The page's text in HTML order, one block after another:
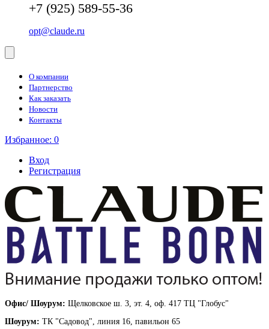
+7 (925) 589-55-36
opt@claude.ru
О компании
Партнерство
Как заказать
Новости
Контакты
Избранное: 0
Вход
Регистрация
Офис/ Шоурум: Щелковское ш. 3, эт. 4, оф. 417 ТЦ "Глобус"
Шоурум: ТК "Садовод", линия 16, павильон 65